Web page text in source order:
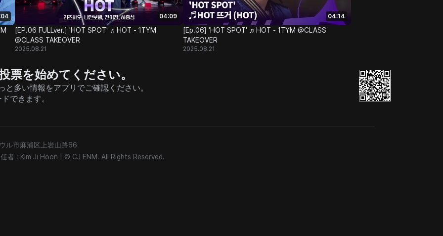
04:09
[EP.06 FULLver.] 'HOT SPOT' ♬HOT - 1TYM
@CLASS TAKEOVER
2025.08.21
04:14
[Ep.06] 'HOT SPOT' ♬HOT - 1TYM @CLASS
TAKEOVER
2025.08.21
票を始めてください。
多い情報をアプリでご確認ください。
できます。
ル市麻浦区上岩山路66
者 : Kim Ji Hoon
© CJ ENM. All Rights Reserved.